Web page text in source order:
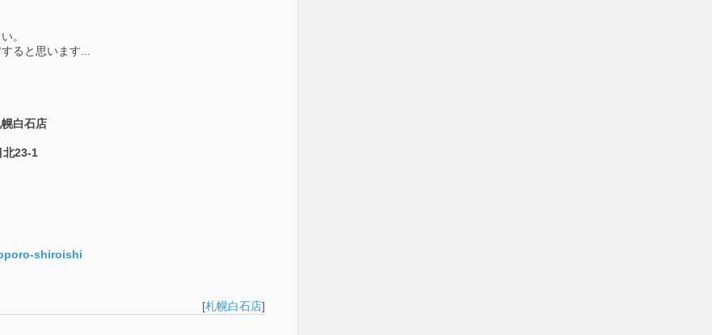
。
ると思います...
白石店
北23-1
shiroishi
[札幌白石店]